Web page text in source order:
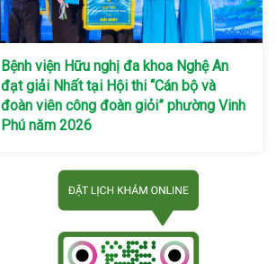
Bệnh viện Hữu nghị đa khoa Nghệ An
đạt giải Nhất tại Hội thi “Cán bộ và
đoàn viên công đoàn giỏi” phường Vinh
Phú năm 2026